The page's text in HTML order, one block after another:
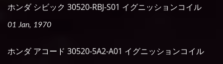
ホンダ シビック 30520-RBJ-S01 イグニッションコイル
01 Jan, 1970
ホンダ アコード 30520-5A2-A01 イグニッションコイル